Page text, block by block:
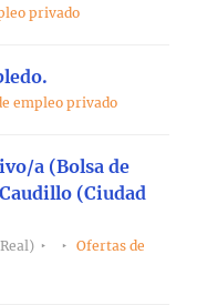
privado
empleo privado
a (Bolsa de
(Ciudad
Ofertas de